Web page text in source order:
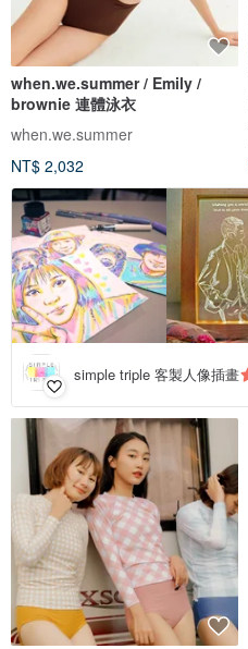
when.we.summer / Emily /
brownie 連體泳衣
when.we.summer
NT$ 2,032
simple triple 客製人像插畫